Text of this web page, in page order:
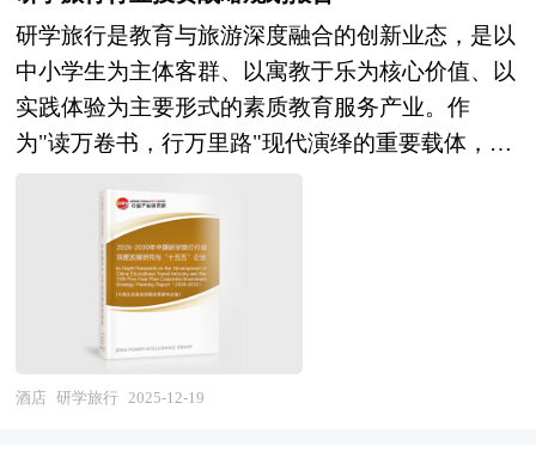
模式论证与政策风险研判，为项目方构建契合"十
五五"产业升级导向、顺应餐饮业高质量发展趋势
的团餐投资运营方案，精准把握行业结构性变革的
历史性机遇。 本研究咨询报告由中研普华咨询公
司领衔撰写，在大量周密的市场调研基础上，主要
依据了国家统计局、国家商务部、国家发改委、国
家经济信息中心、国务院发展研究中心、国家海关
总署、全国商业信息中心、中国经济景气监测中
心、中国行业研究网、全国及海外相关报刊杂志的
基础信息以及团餐行业研究单位等公布和提供的大
量资料。报告对我国团餐行业的供需状况、发展现
状、子行业发展变化等进行了分析，重点分析了国
2030年，餐厨设备行业将迎来市场需求与技术变革
共振的战略机遇期。随着餐饮业复苏、预制菜产业
爆发、下沉市场消费升级及存量设备更新换代，商
用与家用市场双重扩容。餐厨垃圾处理设备在强制
下，有望成为行业增长新引擎。国产替代浪潮将加
速核心部件与智能控制系统自主化进程，而"一带
一路"沿线国家餐饮业的现代化需求为中国品牌全
球化提供广阔腹地。产业投资逻辑已从规模扩张转
向"技术攻关+智能制造+绿色转型+服务增值"四位
一体布局，具备技术创新优势、渠道下沉能力与生
概念验证走向规模化应用，推动游乐设施从机械化
向智能化、从单一刺激向沉浸式叙事体验升级。政
策层面，国家持续强化游乐设施安全监管，推动绿
色低碳运营，鼓励文旅业态创新，但项目同质化严
重、重资产投入回报周期长、专业人才短缺等深层
矛盾制约产业健康发展，行业整体正处于从"设备
硬件驱动"向"内容创意+科技体验+精细运营"三轮
驱动的历史性变革期。 在市场竞争日益激烈、新
产品层出不穷的今天，要开发一个新品并能迅速在
市场上推广其难度是可想而知的。只有经过科学的
市场分析、消费者分析、竞争对手的分析，做到有
研学旅行是教育与旅游深度融合的创新业态，是以
中小学生为主体客群、以寓教于乐为核心价值、以
实践体验为主要形式的素质教育服务产业。作
为"读万卷书，行万里路"现代演绎的重要载体，研
餐饮及安全保险等多个关联领域，承担着落实立德
树人根本任务、提升青少年综合素养的战略使命。
当前，研学旅行已从早期的游学概念升级为纳入国
民教育体系的制度化安排，形成了覆盖课程设计、
基地运营、组织实施、评价认证等全链条的规范化
产业生态，成为"十四五"时期我国现代服务业高质
酒店 研学旅行 2025-12-19